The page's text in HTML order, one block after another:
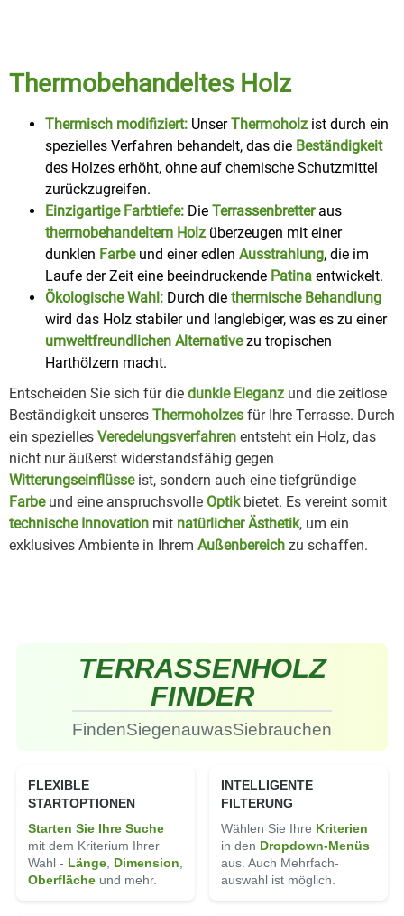
Thermobehandeltes Holz
Thermisch modifiziert: UnserThermoholz ist durch ein
spezielles Verfahren behandelt, das die Beständigkeit
des Holzes erhöht, ohne auf chemische Schutzmittel
zurückzugreifen.
Einzigartige Farbtiefe: Die Terrassenbretteraus
thermobehandeltem Holz überzeugen mit einer
dunklen Farbeund einer edlen Ausstrahlung, die im
Laufe der Zeit eine beeindruckende Patina entwickelt.
Ökologische Wahl: Durch die thermische Behandlung
wird das Holz stabiler und langlebiger, was es zu einer
umweltfreundlichen Alternativezu tropischen
Harthölzern macht.
Entscheiden Sie sich für die dunkle Eleganz und die zeitlose
Beständigkeit unseres Thermoholzes für Ihre Terrasse. Durch
ein spezielles Veredelungsverfahren entsteht ein Holz, das
nicht nur äußerst widerstandsfähig gegen
Witterungseinflüsseist, sondern auch eine tiefgründige
Farbeund eine anspruchsvolle Optikbietet. Es vereint somit
technische Innovation mit natürlicher Ästhetik, um ein
exklusives Ambiente in Ihrem Außenbereich zu schaffen.
TERRASSENHOLZ
FINDER
FindenSiegenauwasSiebrauchen
FLEXIBLE
STARTOPTIONEN
Starten Sie Ihre Suche
mit dem Kriterium Ihrer
Wahl - Länge, Di­men­sion,
Ober­flächeund mehr.
INTELLIGENTE
FILTERUNG
Wählen Sie Ihre Kriterien
in den Dropdown-Menüs
aus. Auch Mehrfach­
auswahl ist möglich.